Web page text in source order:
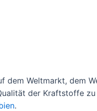
dem Weltmarkt, dem
der Kraftstoffe
.